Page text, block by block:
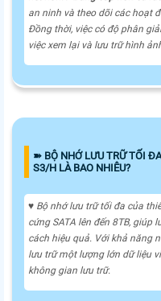
an ninh và theo dõi các hoạt
Đồng thời, việc có độ phân
việc xem lại và lưu trữ hình
➽ BỘ NHỚ LƯU TRỮ TỐI
S3/H LÀ BAO NHIÊU?
♥️ Bộ nhớ lưu trữ tối đa của
cứng SATA lên đến 8TB, giúp
cách hiệu quả. Với khả năng
lưu trữ một lượng lớn dữ liệu
không gian lưu trữ.